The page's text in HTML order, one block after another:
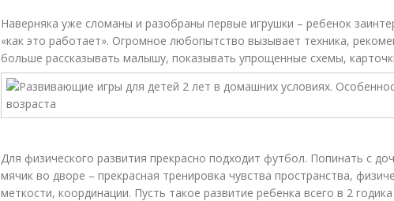
Наверняка уже сломаны и разобраны первые игрушки – ребенок
«как это работает». Огромное любопытство вызывает техника,
больше рассказывать малышу, показывать упрощенные схемы,
Для физического развития прекрасно подходит футбол. Попинать с
мячик во дворе – прекрасная тренировка чувства пространства,
меткости, координации. Пусть такое развитие ребенка всего в 2